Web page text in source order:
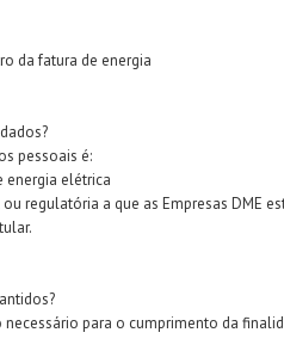
da fatura de energia
pessoais é:
energia elétrica
regulatória a que as Empresas DME
para o cumprimento da